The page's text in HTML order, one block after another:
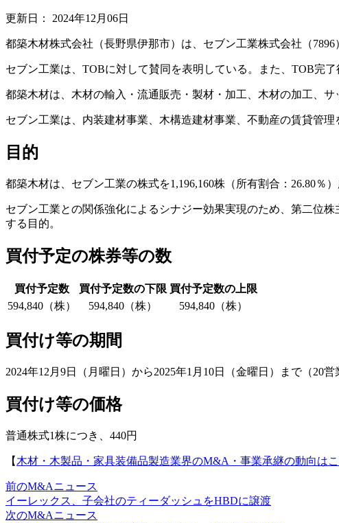
更新日： 2024年12月06日
都築木材株式会社（長野県伊那市）は、セブン工業株式会社（
セブン工業は、TOBに対して賛同を表明している。また、TOB完
都築木材は、木材の輸入・流通販売・製材・加工、木材の加工、
セブン工業は、内装建材事業、木構造建材事業、不動産の賃貸管理
目的
都築木材は、セブン工業の株式を1,196,160株（所有割合：26.80％）
セブン工業との関係強化によるシナジー効果実現のため、第二位
する目的。
買付予定の株券等の数
買付予定数 買付予定数の下限 買付予定数の上限
594,840（株）
594,840（株） 594,840（株）
買付け等の期間
2024年12月9日（月曜日）から2025年1月10日（金曜日）まで（20営
買付け等の価格
普通株式1株につき、440円
【 木材・木製品・家具装備品製造業界のM&A・事業承継の動向は
前のM&Aニュース
イーレックス、子会社のティーダッシュをHBDに譲渡
次のM&Aニュース